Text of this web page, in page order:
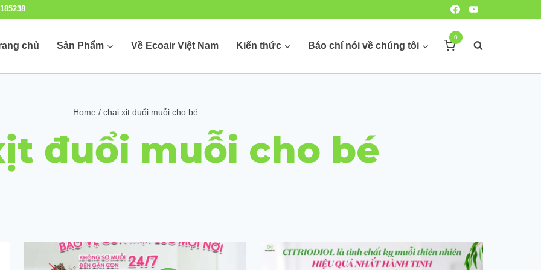
chủ Sản Phẩm Về Ecoair Việt Nam Kiến thức Báo chí nói về chúng tôi
0
Home / chai xịt đuổi muỗi cho bé
đuổi muỗi cho bé